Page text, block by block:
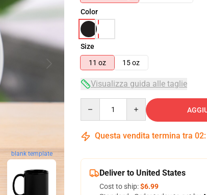
blank template
Color
Size
11 oz
15 oz
Visualizza guida alle taglie
Questa vendita termina tra 02:
Deliver to United States
Cost to ship:$6.99